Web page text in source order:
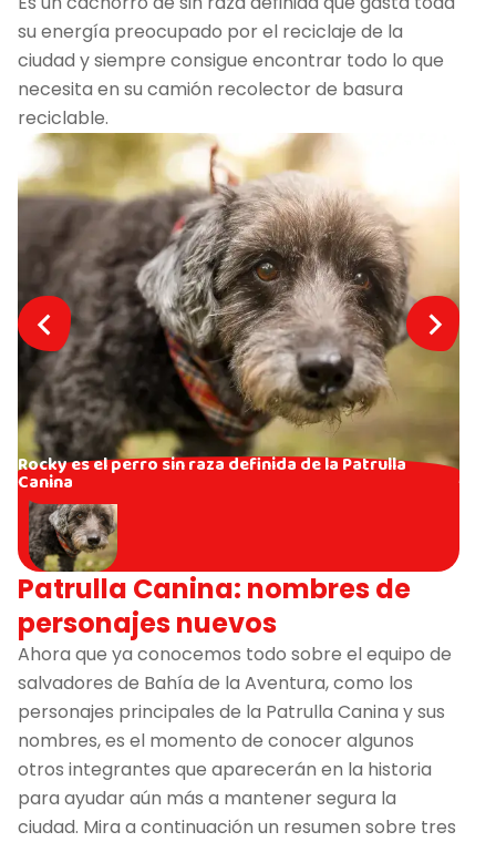
su energía preocupado por el reciclaje de la
ciudad y siempre consigue encontrar todo lo que
necesita en su camión recolector de basura
reciclable.
Rocky es el perro sin raza definida de la Patrulla
Canina
Patrulla Canina: nombres de
personajes nuevos
Ahora que ya conocemos todo sobre el equipo de
salvadores de Bahía de la Aventura, como los
personajes principales de la Patrulla Canina y sus
nombres, es el momento de conocer algunos
otros integrantes que aparecerán en la historia
para ayudar aún más a mantener segura la
ciudad. Mira a continuación un resumen sobre tres